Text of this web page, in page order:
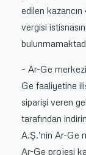
edilen kazancın
vergisi
– Ar-Ge
Ge faaliyetine
siparişi veren
tarafından
A.Ş.’nin Ar-Ge
Ar-Ge projesi